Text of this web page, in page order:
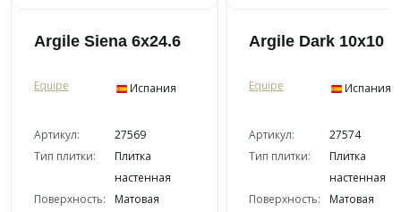
Argile Siena 6x24.6
Equipe Испания
Артикул:
27569
Тип плитки:
Плитка
настенная
Поверхность:
Матовая
Argile Dark 10x10
Equipe Испания
Артикул:
27574
Тип плитки:
Плитка
настенная
Поверхность:
Матовая